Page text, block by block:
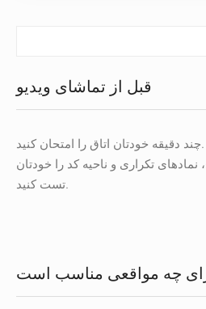
قبل از تماشای ویدیو
چند دقیقه خودتان اتاق را امتحان کنید. HER TREES وقتی بهترین
نمادهای تکراری و ناحیه کد را خودتان
تست کنید.
چه مواقعی مناسب است